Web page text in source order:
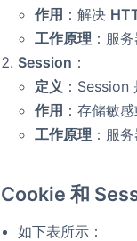
作用 ：解决
工作原理 ：服
Session ：
定义 ：Session
作用 ：存储敏
工作原理 ：服
Cookie 和
如下表所示：